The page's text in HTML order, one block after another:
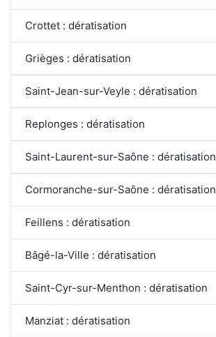
Crottet : dératisation
Grièges : dératisation
Saint-Jean-sur-Veyle : dératisation
Replonges : dératisation
Saint-Laurent-sur-Saône : dératisation
Cormoranche-sur-Saône : dératisation
Feillens : dératisation
Bâgé-la-Ville : dératisation
Saint-Cyr-sur-Menthon : dératisation
Manziat : dératisation